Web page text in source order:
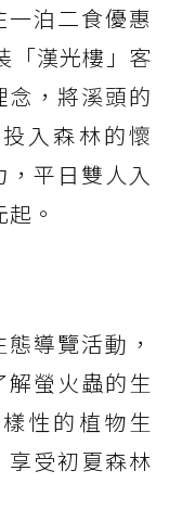
一泊二食優惠
「漢光樓」客
，將溪頭的
入森林的懷
平日雙人入
。
導覽活動，
螢火蟲的生
性的植物生
享受初夏森林